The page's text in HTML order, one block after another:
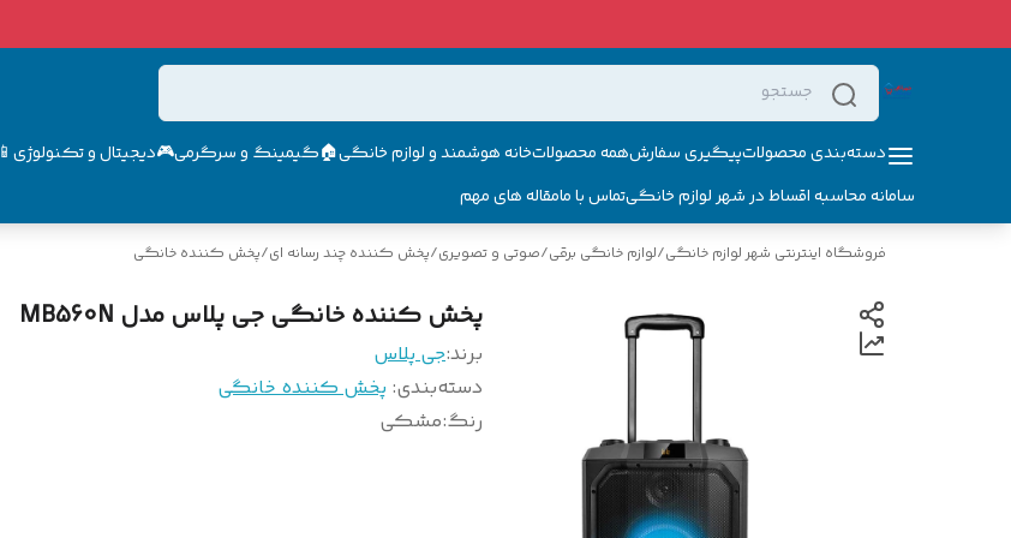
دسته‌بندی محصولاتپیگیری سفارشهمه محصولاتخانه هوشمند و لوازم خانگی🏠گیمینگ و سرگرمی🎮دیجیتال و تکنولوژی📱
سامانه محاسبه اقساط در شهر لوازم خانگیتماس با مامقاله های مهم
فروشگاه اینترنتی شهر لوازم خانگی/لوازم خانگی برقی/صوتی و تصویری/پخش کننده چند رسانه ای/پخش کننده خانگی
پخش کننده خانگی جی پلاس مدل MB560N
برند:جی پلاس
دسته‌بندی: پخش کننده خانگی
رنگ:مشکی